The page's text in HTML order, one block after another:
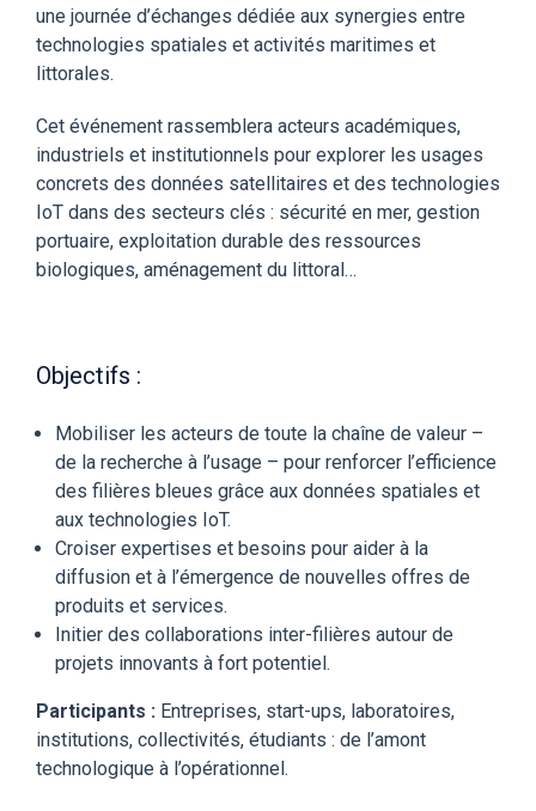
une journée d’échanges dédiée aux synergies entre
technologies spatiales et activités maritimes et
littorales.
Cet événement rassemblera acteurs académiques,
industriels et institutionnels pour explorer les usages
concrets des données satellitaires et des technologies
IoT dans des secteurs clés : sécurité en mer, gestion
portuaire, exploitation durable des ressources
biologiques, aménagement du littoral…
Objectifs :
Mobiliser les acteurs de toute la chaîne de valeur –
de la recherche à l’usage – pour renforcer l’efficience
des filières bleues grâce aux données spatiales et
aux technologies IoT.
Croiser expertises et besoins pour aider à la
diffusion et à l’émergence de nouvelles offres de
produits et services.
Initier des collaborations inter-filières autour de
projets innovants à fort potentiel.
Participants : Entreprises, start-ups, laboratoires,
institutions, collectivités, étudiants : de l’amont
technologique à l’opérationnel.